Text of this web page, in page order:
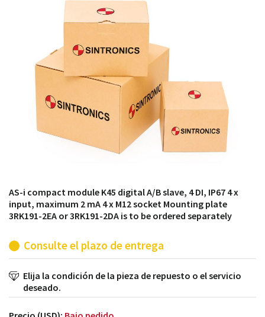
módulos antiguos a un alto nivel técnico o sustitución
de módulos descontinuados por módulos del propio
AS-i compact module K45 digital A/B slave, 4 DI, IP67 4 x
input, maximum 2 mA 4 x M12 socket Mounting plate
3RK191-2EA or 3RK191-2DA is to be ordered separately
Consulte el plazo de entrega
Elija la condición de la pieza de repuesto o el servicio
deseado.